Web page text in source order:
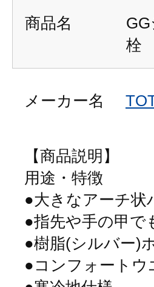
商品名
栓
メーカー名
【商品説明】
用途・特徴
●大きなアーチ状
●指先や手の甲で
●樹脂(シルバー)
●コンフォート